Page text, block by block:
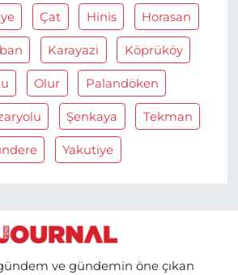
Çat Hinis Horasan
Karayazi Köprüköy
Olur Palandöken
Şenkaya Tekman
Yakutiye
ve gündemin öne çıkan